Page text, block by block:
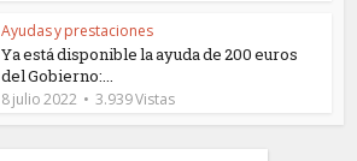
Ayudas y prestaciones
Ya está disponible la ayuda de 200 euros
del Gobierno:...
8 julio 2022 3.939 Vistas